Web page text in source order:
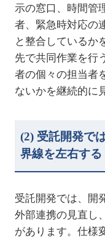
示の窓口、時間管
者、緊急時対応の
と整合しているか
先で共同作業を行
者の個々の担当者
ないかを継続的に
(2) 受託開発で
界線を左右する
受託開発では、開
外部連携の見直し
があります。仕様